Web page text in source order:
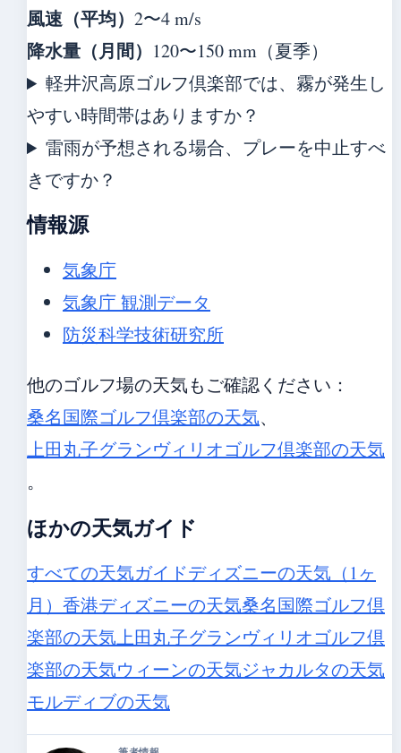
風速（平均） 2〜4 m/s
降水量（月間） 120〜150 mm（夏季）
軽井沢高原ゴルフ倶楽部では、霧が発生し
やすい時間帯はありますか？
雷雨が予想される場合、プレーを中止すべ
きですか？
情報源
気象庁
気象庁 観測データ
防災科学技術研究所
他のゴルフ場の天気もご確認ください：
桑名国際ゴルフ倶楽部の天気、
上田丸子グランヴィリオゴルフ倶楽部の天気
。
ほかの天気ガイド
すべての天気ガイドディズニーの天気（1ヶ
月） 香港ディズニーの天気桑名国際ゴルフ倶
楽部の天気上田丸子グランヴィリオゴルフ倶
楽部の天気ウィーンの天気ジャカルタの天気
モルディブの天気